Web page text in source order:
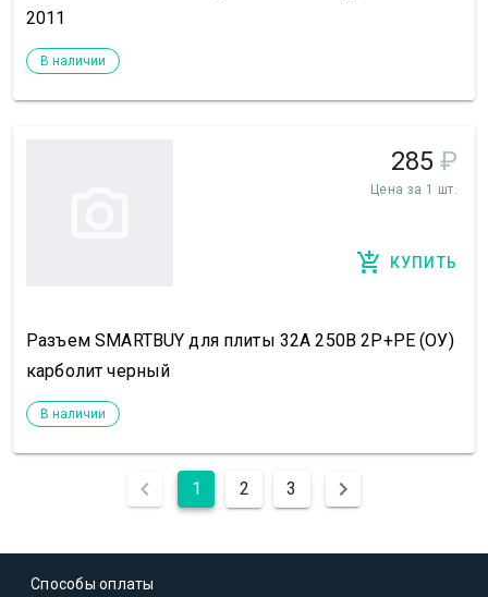
2011
В наличии
285 ₽
Цена за 1 шт.
КУПИТЬ
Разъем SMARTBUY для плиты 32А 250В 2P+PE (ОУ)
карболит черный
В наличии
1 2 3
Способы оплаты